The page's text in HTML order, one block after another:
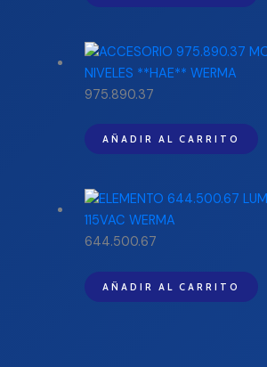
975.890.37
AÑADIR AL CARRITO
644.500.67
AÑADIR AL CARRITO